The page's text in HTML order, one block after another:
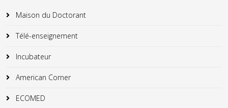
Maison du Doctorant
Télé-enseignement
Incubateur
American Corner
ECOMED